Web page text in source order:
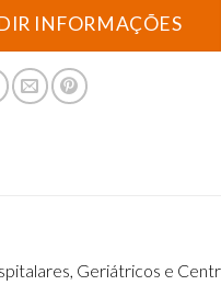
Geriátricos e